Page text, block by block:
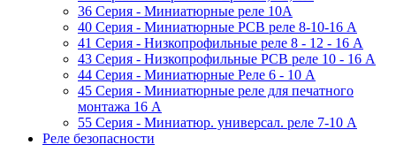
36 Серия - Миниатюрные реле 10А
40 Серия - Миниатюрные PCB реле 8-10-16 A
41 Серия - Низкопрофильные реле 8 - 12 - 16 A
43 Серия - Низкопрофильные PCB реле 10 - 16 A
44 Серия - Миниатюрные Реле 6 - 10 A
45 Серия - Миниатюрные реле для печатного
монтажа 16 A
55 Cерия - Миниатюр. универсал. реле 7-10 A
Реле безопасности